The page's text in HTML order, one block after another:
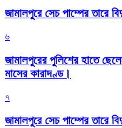
জামালপুরে সেচ পাম্পের তারে
৬
জামালপুরের পুলিশের হাতে
মাসের কারাদণ্ড।
৭
জামালপুরে সেচ পাম্পের তারে